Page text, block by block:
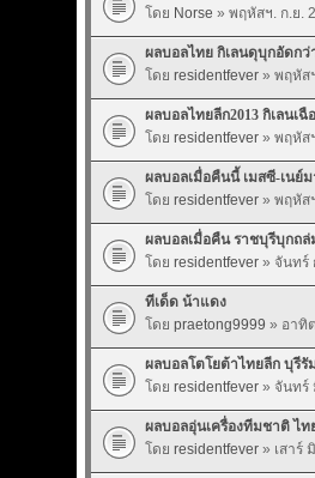
โดย Norse » พฤหัสฯ. ก.ย.
ผลบอลไทย กิเลนดุบุกอัดกว่
โดย residentfever» พฤหัส
ผลบอลไทยลีก2013 กิเลนเฉื
โดย residentfever» พฤหัส
ผลบอลเมื่อคืนนี้ เมสซี-เนย์
โดย residentfever» พฤหัส
ผลบอลเมื่อคืน ราชบุรีบุกถล่
โดย residentfever» จันทร์
ทีเด็ด น้าแดง
โดย praetong9999 » อาทิ
ผลบอลโตโยต้าไทยลีก บุรี
โดย residentfever» จันทร์
ผลบอลอุ่นเครื่องทีมชาติ ไท
โดย residentfever» เสาร์